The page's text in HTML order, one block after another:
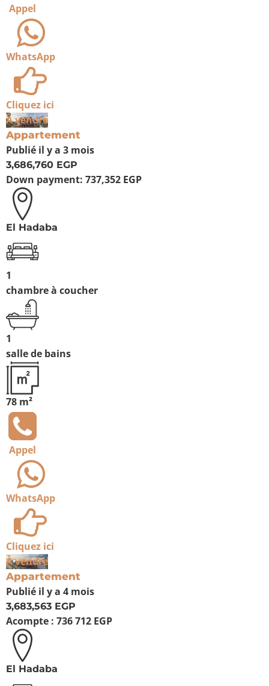
Appel
WhatsApp
Cliquez ici
À vendre
Appartement
Publié il y a 3 mois
3,686,760 EGP
Down payment: 737,352 EGP
El Hadaba
1
chambre à coucher
1
salle de bains
78 m²
Appel
WhatsApp
Cliquez ici
À vendre
Appartement
Publié il y a 4 mois
3,683,563 EGP
Acompte : 736 712 EGP
El Hadaba